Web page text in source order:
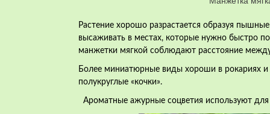
Растение хорошо разрастается образуя
высаживать в местах, которые нужно быстро
манжетки мягкой соблюдают расстояние
Более миниатюрные виды хороши в рокариях
полукруглые «кочки».
Ароматные ажурные соцветия используют